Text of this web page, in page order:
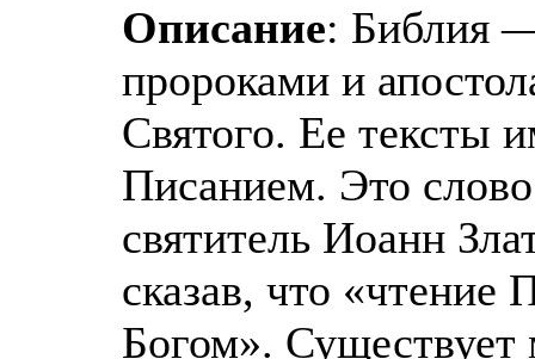
Описание: Библия
пророками и
Святого. Ее тексты
Писанием. Это
святитель Иоанн
сказав, что «чтение
Богом». Существует